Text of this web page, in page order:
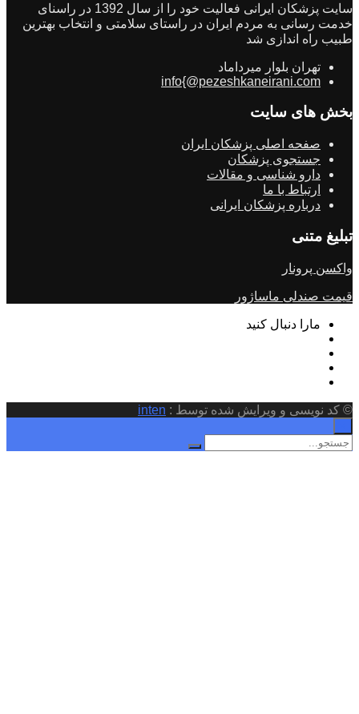
سایت پزشکان ایرانی فعالیت خود را از سال 1392 در راسنای
خدمت رسانی به مردم ایران در راستای سلامتی و انتخاب بهترین
طبیب راه اندازی شد
تهران بلوار میرداماد
info{@pezeshkaneirani.com
بخش های سایت
صفحه اصلی پزشکان ایران
جستجوی پزشکان
دارو شناسی و مقالات
ارتباط با ما
درباره پزشکان ایرانی
تبلیغ متنی
واکسن پرونار
قیمت صندلی ماساژور
مارا دنبال کنید
© کد نویسی و ویرایش شده توسط : inten